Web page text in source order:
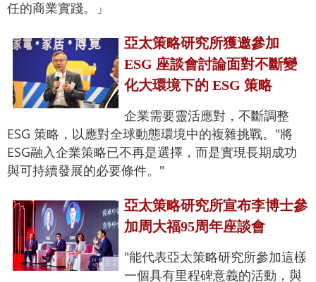
任的商業實踐。」
亞太策略研究所獲邀參加
ESG 座談會討論面對不斷變
化大環境下的 ESG 策略
企業需要靈活應對，不斷調整
ESG 策略，以應對全球動態環境中的複雜挑戰。"將
ESG融入企業策略已不再是選擇，而是實現長期成功
與可持續發展的必要條件。"
亞太策略研究所宣布李博士參
加周大福95周年座談會
"能代表亞太策略研究所參加這樣
一個具有里程碑意義的活動，與